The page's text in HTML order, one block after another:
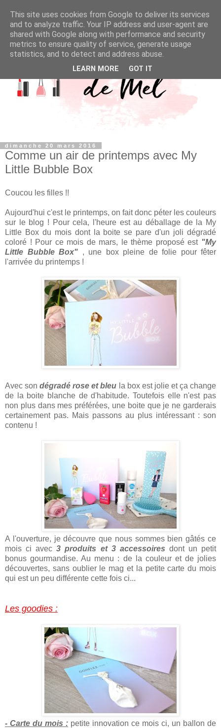
dimanche 20 mars 2016
Comme un air de printemps avec My
Little Bubble Box
Coucou les filles !!
Aujourd'hui c'est le printemps, on fait donc péter les couleurs
sur le blog ! Pour cela, l'heure est au déballage de la My
Little Box du mois dont la boite se pare d'un joli dégradé
coloré ! Pour ce mois de mars, le thème proposé est"My
Little Bubble Box" , une box pleine de folie pour fêter
l'arrivée du printemps !
Avec sondégradé rose et bleu la box est jolie et ça change
de la boite blanche de d'habitude. Toutefois elle n'est pas
non plus dans mes préférées, une boite que je ne garderais
certainement pas. Mais passons au plus intéressant : son
contenu !
A l'ouverture, je découvre que nous sommes bien gâtés ce
mois ci avec3 produits et 3 accessoires dont un petit
bonus gourmandise. Au menu : de la couleur et de jolies
découvertes, sans oublier le mag et la petite carte du mois
qui est un peu différente cette fois ci...
Les goodies :
- Carte du mois : petite innovation ce mois ci, un ballon de
This site uses cookies from Google to deliver its services
and to analyze traffic. Your IP address and user-agent are
shared with Google along with performance and security
metrics to ensure quality of service, generate usage
statistics, and to detect and address abuse.
LEARN MORE GOT IT